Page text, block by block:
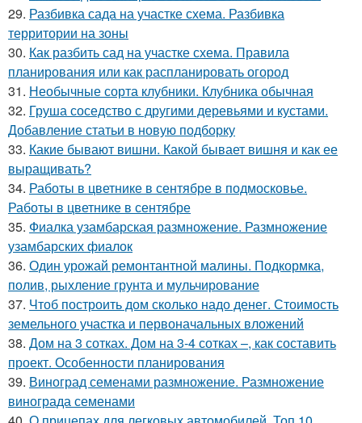
29. Разбивка сада на участке схема. Разбивка
территории на зоны
30. Как разбить сад на участке схема. Правила
планирования или как распланировать огород
31. Необычные сорта клубники. Клубника обычная
32. Груша соседство с другими деревьями и кустами.
Добавление статьи в новую подборку
33. Какие бывают вишни. Какой бывает вишня и как ее
выращивать?
34. Работы в цветнике в сентябре в подмосковье.
Работы в цветнике в сентябре
35. Фиалка узамбарская размножение. Размножение
узамбарских фиалок
36. Один урожай ремонтантной малины. Подкормка,
полив, рыхление грунта и мульчирование
37. Чтоб построить дом сколько надо денег. Стоимость
земельного участка и первоначальных вложений
38. Дом на 3 сотках. Дом на 3-4 сотках –, как составить
проект. Особенности планирования
39. Виноград семенами размножение. Размножение
винограда семенами